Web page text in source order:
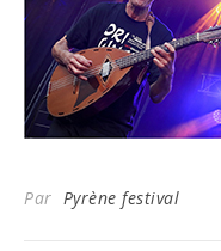
Par Pyrène festival